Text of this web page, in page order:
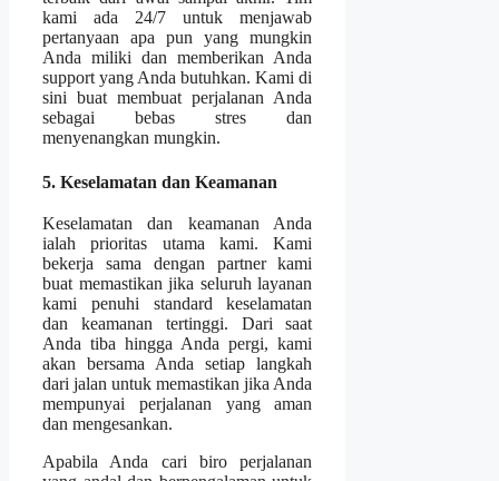
kami ada 24/7 untuk menjawab
pertanyaan apa pun yang mungkin
Anda miliki dan memberikan Anda
support yang Anda butuhkan. Kami di
sini buat membuat perjalanan Anda
sebagai bebas stres dan
menyenangkan mungkin.
5. Keselamatan dan Keamanan
Keselamatan dan keamanan Anda
ialah prioritas utama kami. Kami
bekerja sama dengan partner kami
buat memastikan jika seluruh layanan
kami penuhi standard keselamatan
dan keamanan tertinggi. Dari saat
Anda tiba hingga Anda pergi, kami
akan bersama Anda setiap langkah
dari jalan untuk memastikan jika Anda
mempunyai perjalanan yang aman
dan mengesankan.
Apabila Anda cari biro perjalanan